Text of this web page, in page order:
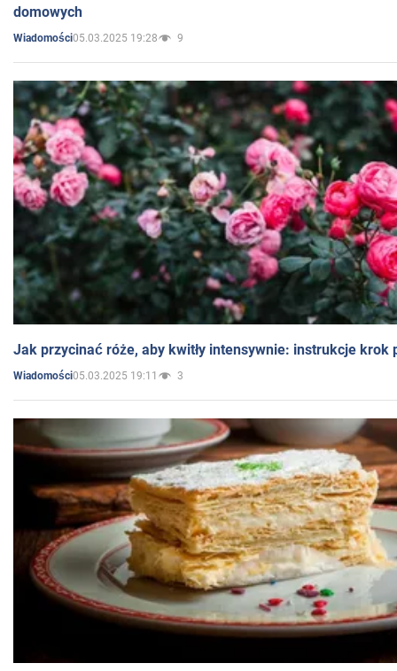
domowych
Wiadomości05.03.2025 19:28 9
Jak przycinać róże, aby kwitły intensywnie: instrukcje krok
Wiadomości05.03.2025 19:11 3